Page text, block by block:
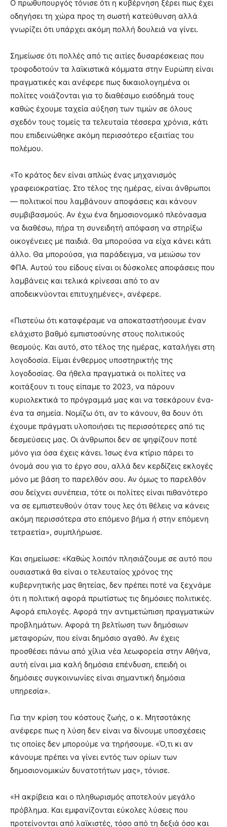
Ο πρωθυπουργός τόνισε ότι η κυβέρνηση ξέρει πως έχει
οδηγήσει τη χώρα προς τη σωστή κατεύθυνση αλλά
γνωρίζει ότι υπάρχει ακόμη πολλή δουλειά να γίνει.
Σημείωσε ότι πολλές από τις αιτίες δυσαρέσκειας που
τροφοδοτούν τα λαϊκιστικά κόμματα στην Ευρώπη είναι
πραγματικές και ανέφερε πως δικαιολογημένα οι
πολίτες νοιάζονται για το διαθέσιμο εισόδημά τους
καθώς έχουμε ταχεία αύξηση των τιμών σε όλους
σχεδόν τους τομείς τα τελευταία τέσσερα χρόνια, κάτι
που επιδεινώθηκε ακόμη περισσότερο εξαιτίας του
πολέμου.
«Το κράτος δεν είναι απλώς ένας μηχανισμός
γραφειοκρατίας. Στο τέλος της ημέρας, είναι άνθρωποι
— πολιτικοί που λαμβάνουν αποφάσεις και κάνουν
συμβιβασμούς. Αν έχω ένα δημοσιονομικό πλεόνασμα
να διαθέσω, πήρα τη συνειδητή απόφαση να στηρίξω
οικογένειες με παιδιά. Θα μπορούσα να είχα κάνει κάτι
άλλο. Θα μπορούσα, για παράδειγμα, να μειώσω τον
ΦΠΑ. Αυτού του είδους είναι οι δύσκολες αποφάσεις που
λαμβάνεις και τελικά κρίνεσαι από το αν
αποδεικνύονται επιτυχημένες», ανέφερε.
«Πιστεύω ότι καταφέραμε να αποκαταστήσουμε έναν
ελάχιστο βαθμό εμπιστοσύνης στους πολιτικούς
θεσμούς. Και αυτό, στο τέλος της ημέρας, καταλήγει στη
λογοδοσία. Είμαι ένθερμος υποστηρικτής της
λογοδοσίας. Θα ήθελα πραγματικά οι πολίτες να
κοιτάξουν τι τους είπαμε το 2023, να πάρουν
κυριολεκτικά το πρόγραμμά μας και να τσεκάρουν ένα-
ένα τα σημεία. Νομίζω ότι, αν το κάνουν, θα δουν ότι
έχουμε πράγματι υλοποιήσει τις περισσότερες από τις
δεσμεύσεις μας. Οι άνθρωποι δεν σε ψηφίζουν ποτέ
μόνο για όσα έχεις κάνει. Ίσως ένα κτίριο πάρει το
όνομά σου για το έργο σου, αλλά δεν κερδίζεις εκλογές
μόνο με βάση το παρελθόν σου. Αν όμως το παρελθόν
σου δείχνει συνέπεια, τότε οι πολίτες είναι πιθανότερο
να σε εμπιστευθούν όταν τους λες ότι θέλεις να κάνεις
ακόμη περισσότερα στο επόμενο βήμα ή στην επόμενη
τετραετία», συμπλήρωσε.
Και σημείωσε: «Καθώς λοιπόν πλησιάζουμε σε αυτό που
ουσιαστικά θα είναι ο τελευταίος χρόνος της
κυβερνητικής μας θητείας, δεν πρέπει ποτέ να ξεχνάμε
ότι η πολιτική αφορά πρωτίστως τις δημόσιες πολιτικές.
Αφορά επιλογές. Αφορά την αντιμετώπιση πραγματικών
προβλημάτων. Αφορά τη βελτίωση των δημόσιων
μεταφορών, που είναι δημόσιο αγαθό. Αν έχεις
προσθέσει πάνω από χίλια νέα λεωφορεία στην Αθήνα,
αυτή είναι μια καλή δημόσια επένδυση, επειδή οι
δημόσιες συγκοινωνίες είναι σημαντική δημόσια
υπηρεσία».
Για την κρίση του κόστους ζωής, ο κ. Μητσοτάκης
ανέφερε πως η λύση δεν είναι να δίνουμε υποσχέσεις
τις οποίες δεν μπορούμε να τηρήσουμε. «Ό,τι κι αν
κάνουμε πρέπει να γίνει εντός των ορίων των
δημοσιονομικών δυνατοτήτων μας», τόνισε.
«Η ακρίβεια και ο πληθωρισμός αποτελούν μεγάλο
πρόβλημα. Και εμφανίζονται εύκολες λύσεις που
προτείνονται από λαϊκιστές, τόσο από τη δεξιά όσο και